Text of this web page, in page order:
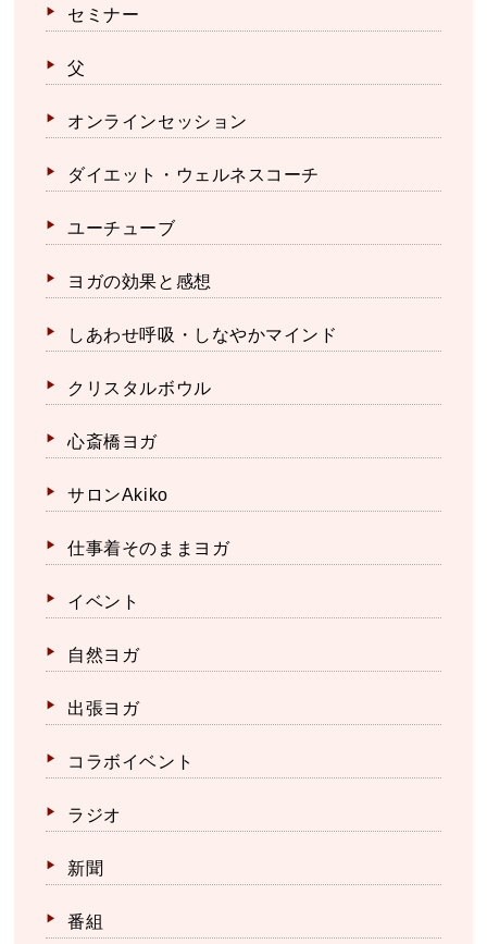
セミナー
父
オンラインセッション
ダイエット・ウェルネスコーチ
ユーチューブ
ヨガの効果と感想
しあわせ呼吸・しなやかマインド
クリスタルボウル
心斎橋ヨガ
サロンAkiko
仕事着そのままヨガ
イベント
自然ヨガ
出張ヨガ
コラボイベント
ラジオ
新聞
番組